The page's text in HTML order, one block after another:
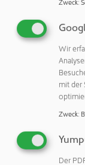
verschiedenen
Schulungen
kostenfrei über
hilfreiche Tipps
keine Zeit für
Problem: Eine
des Webinars
Anmeldung
Wir
mit der
Zweck:
Der